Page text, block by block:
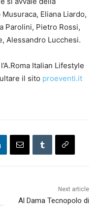
Eliana Liardo,
Parolini, Pietro Rossi,
Alessandro Lucchesi.
Italian Lifestyle
il sito proeventi.it
Next article
Al Dama Tecnopolo di